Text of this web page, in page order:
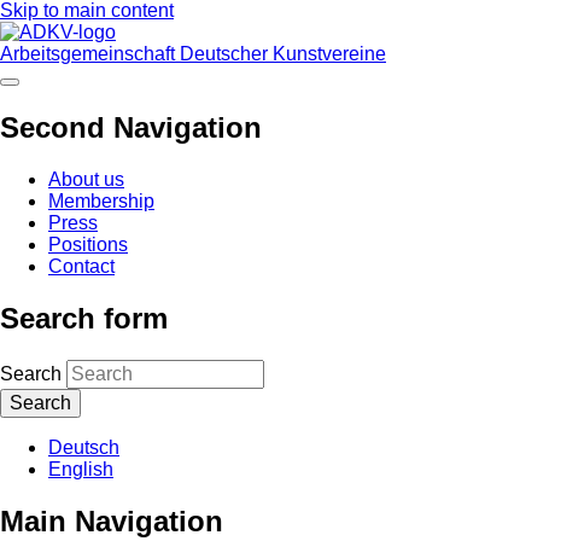
Skip to main content
Arbeitsgemeinschaft Deutscher Kunstvereine
Second Navigation
About us
Membership
Press
Positions
Contact
Search form
Search
Deutsch
English
Main Navigation